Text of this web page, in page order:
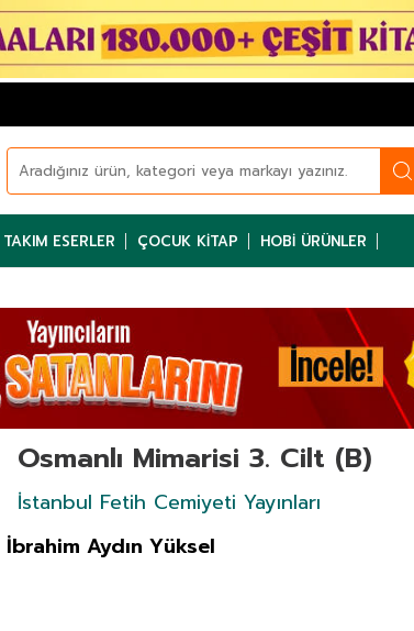
TAKIM ESERLER ÇOCUK KITAP HOBI ÜRÜNLER
Osmanlı Mimarisi 3. Cilt (B)
İstanbul Fetih Cemiyeti Yayınları
İbrahim Aydın Yüksel